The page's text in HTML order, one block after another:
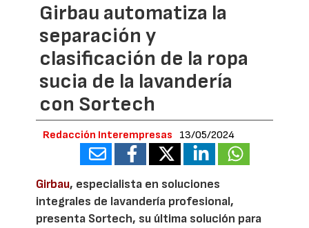
Girbau automatiza la
separación y
clasificación de la ropa
sucia de la lavandería
con Sortech
Redacción Interempresas 13/05/2024
Girbau, especialista en soluciones
integrales de lavandería profesional,
presenta Sortech, su última solución para